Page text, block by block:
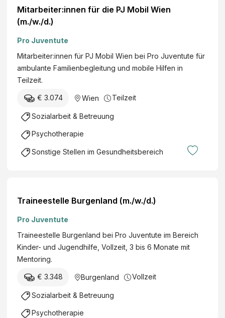
Mitarbeiter:innen für die PJ Mobil Wien
(m./w./d.)
Pro Juventute
Mitarbeiter:innen für PJ Mobil Wien bei Pro Juventute für
ambulante Familienbegleitung und mobile Hilfen in
Teilzeit.
€ 3.074 Wien Teilzeit
Sozialarbeit & Betreuung
Psychotherapie
Sonstige Stellen im Gesundheitsbereich
Traineestelle Burgenland (m./w./d.)
Pro Juventute
Traineestelle Burgenland bei Pro Juventute im Bereich
Kinder- und Jugendhilfe, Vollzeit, 3 bis 6 Monate mit
Mentoring.
€ 3.348 Burgenland Vollzeit
Sozialarbeit & Betreuung
Psychotherapie